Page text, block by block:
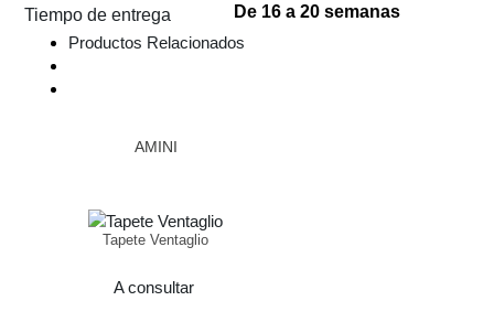
Tiempo de entrega
De 16 a 20 semanas
Productos Relacionados
AMINI
Tapete Ventaglio
A consultar